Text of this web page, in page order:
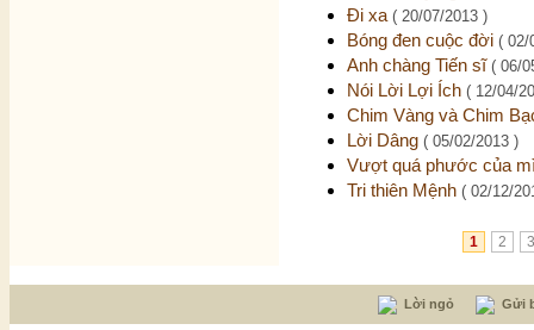
Đi xa ( 20/07/2013 )
Bóng đen cuộc đời ( 02/
Anh chàng Tiến sĩ ( 06/
Nói Lời Lợi Ích ( 12/04/
Chim Vàng và Chim
Lời Dâng ( 05/02/2013 )
Vượt quá phước của
Tri thiên Mệnh ( 02/12/
1 2 3
Lời ngỏ Gửi